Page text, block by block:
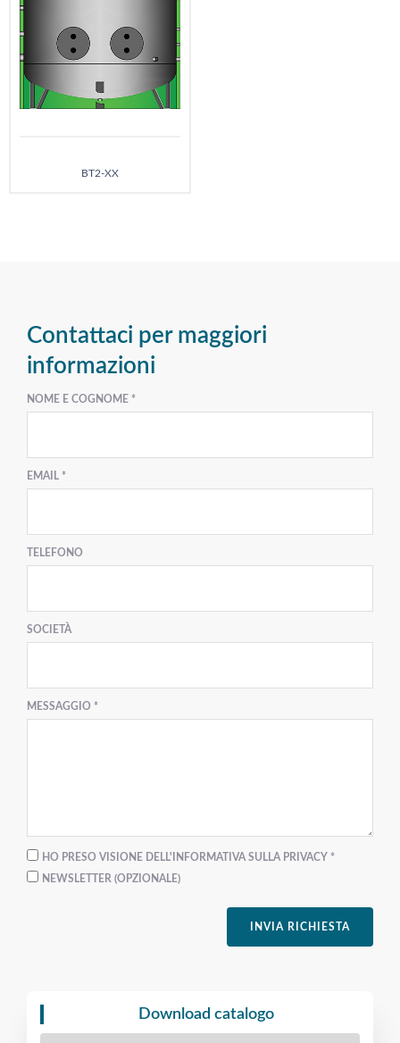
BT2-XX
Contattaci per maggiori
informazioni
NOME E COGNOME *
EMAIL *
TELEFONO
SOCIETÀ
MESSAGGIO *
HO PRESO VISIONE DELL'INFORMATIVA SULLA PRIVACY *
NEWSLETTER (OPZIONALE)
INVIA RICHIESTA
Download catalogo